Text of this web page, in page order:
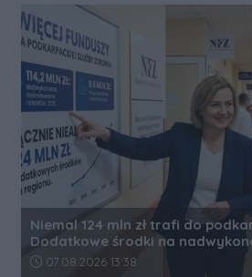
Niemal 124 mln zł trafi do
Dodatkowe środki na
Data dodania artykułu:
07.08.2026 13:38